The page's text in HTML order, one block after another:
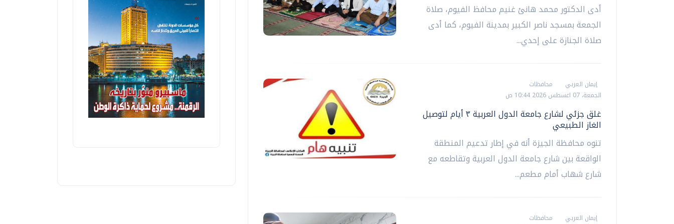
أدى الدكتور محمد هانئ غنيم محافظ الفيوم، صلاة
الجمعة بمسجد ناصر الكبير بمدينة الفيوم، كما أدى
صلاة الجنازة على إحدي...
إيمان العربي
محافظات
الجمعة، 07 اغسطس 2026 10:44 ص
غلق جزئي لشارع جامعة الدول العربية ٣ أيام لتوصيل
الغاز الطبيعي
تنوه محافظة الجيزة أنه في إطار تدعيم المنطقة
الواقعة بين شارع جامعة الدول العربية وتقاطعه مع
شارع شهاب أمام مطعم...
إيمان العربي
محافظات